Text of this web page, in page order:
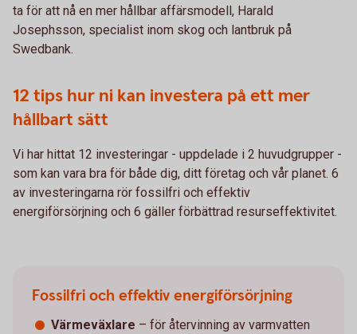
ta för att nå en mer hållbar affärsmodell, Harald
Josephsson, specialist inom skog och lantbruk på
Swedbank.
12 tips hur ni kan investera på ett mer
hållbart sätt
Vi har hittat 12 investeringar - uppdelade i 2 huvudgrupper -
som kan vara bra för både dig, ditt företag och vår planet. 6
av investeringarna rör fossilfri och effektiv
energiförsörjning och 6 gäller förbättrad resurseffektivitet.
Fossilfri och effektiv energiförsörjning
Värmeväxlare – för återvinning av varmvatten